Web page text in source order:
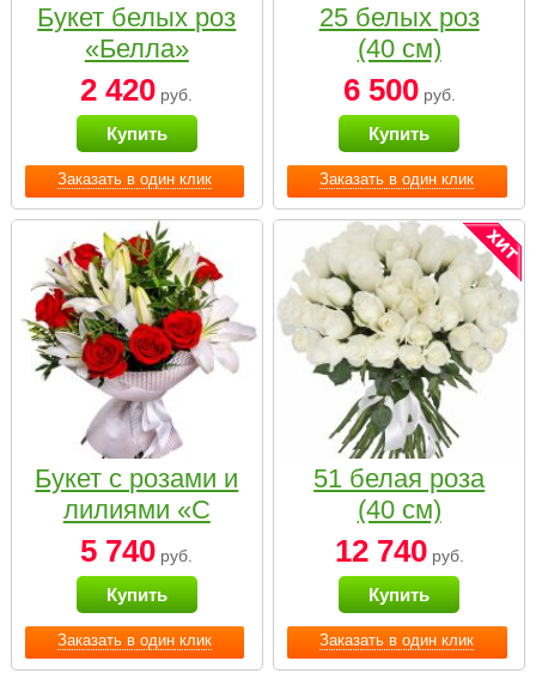
Заказать в один клик
Букет белых роз
«Белла»
2 420 руб.
Купить
Заказать в один клик
25 белых роз
(40 см)
6 500руб.
Купить
Заказать в один клик
Букет с розами и
лилиями «С
наилучшими
пожеланиями»
5 740 руб.
Купить
Заказать в один клик
51 белая роза
(40 см)
12 740руб.
Купить